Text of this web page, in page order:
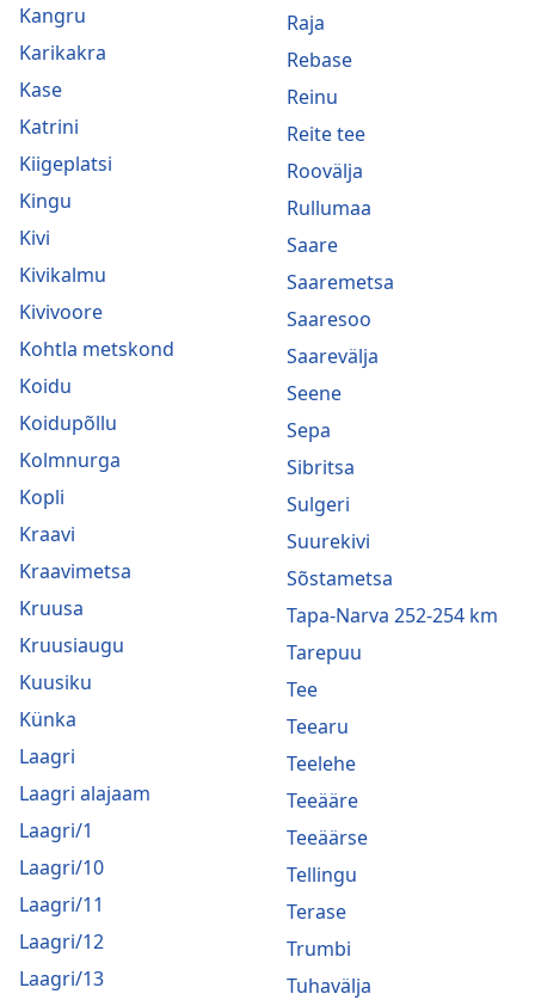
Kangru
Karikakra
Kase
Katrini
Kiigeplatsi
Kingu
Kivi
Kivikalmu
Kivivoore
Kohtla metskond
Koidu
Koidupõllu
Kolmnurga
Kopli
Kraavi
Kraavimetsa
Kruusa
Kruusiaugu
Kuusiku
Künka
Laagri
Laagri alajaam
Laagri/1
Laagri/10
Laagri/11
Laagri/12
Laagri/13
Raja
Rebase
Reinu
Reite tee
Roovälja
Rullumaa
Saare
Saaremetsa
Saaresoo
Saarevälja
Seene
Sepa
Sibritsa
Sulgeri
Suurekivi
Sõstametsa
Tapa-Narva 252-254 km
Tarepuu
Tee
Teearu
Teelehe
Teeääre
Teeäärse
Tellingu
Terase
Trumbi
Tuhavälja